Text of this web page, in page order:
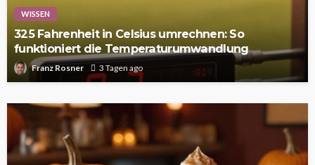
WISSEN
325 Fahrenheit in Celsius umrechnen: So
funktioniert die Temperaturumwandlung
Franz Rosner 3 Tagen ago